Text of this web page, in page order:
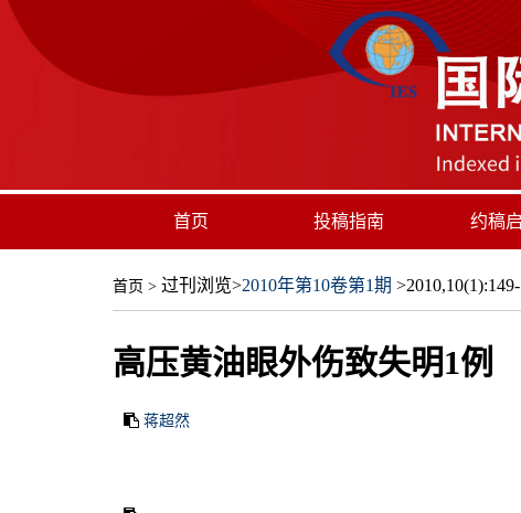
首页 投稿指南 约稿
首页 > 过刊浏览>2010年第10卷第1期
高压黄油眼外伤致失明1例
蒋超然